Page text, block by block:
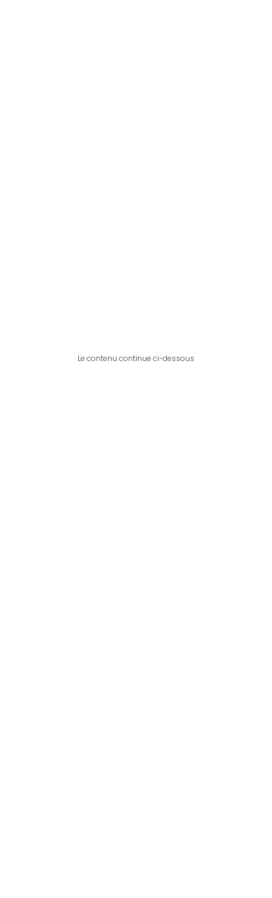
Le contenu continue ci-dessous